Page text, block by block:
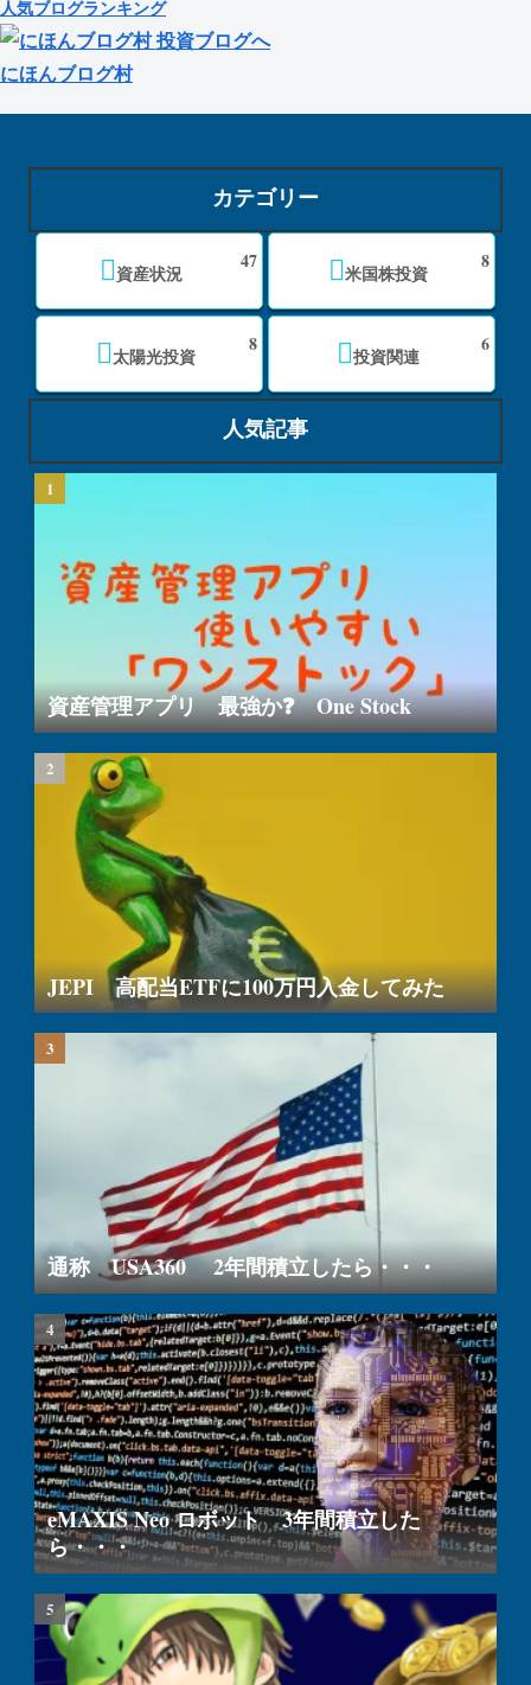
人気ブログランキング
にほんブログ村
カテゴリー
資産状況
47
米国株投資
8
太陽光投資
8
投資関連
6
人気記事
資産管理アプリ 最強か❓ One Stock
JEPI 高配当ETFに100万円入金してみた
通称 USA360 2年間積立したら・・・
eMAXIS Neo ロボット 3年間積立した
ら・・・